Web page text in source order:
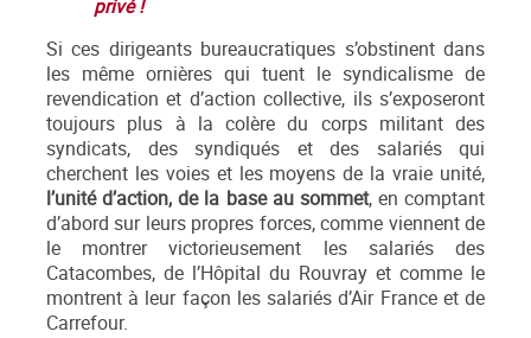
privé !
Si ces dirigeants bureaucratiques s’obstinent dans
les même ornières qui tuent le syndicalisme de
revendication et d’action collective, ils s’exposeront
toujours plus à la colère du corps militant des
syndicats, des syndiqués et des salariés qui
cherchent les voies et les moyens de la vraie unité,
l’unité d’action, de la base au sommet, en comptant
d’abord sur leurs propres forces, comme viennent de
le montrer victorieusement les salariés des
Catacombes, de l’Hôpital du Rouvray et comme le
montrent à leur façon les salariés d’Air France et de
Carrefour.